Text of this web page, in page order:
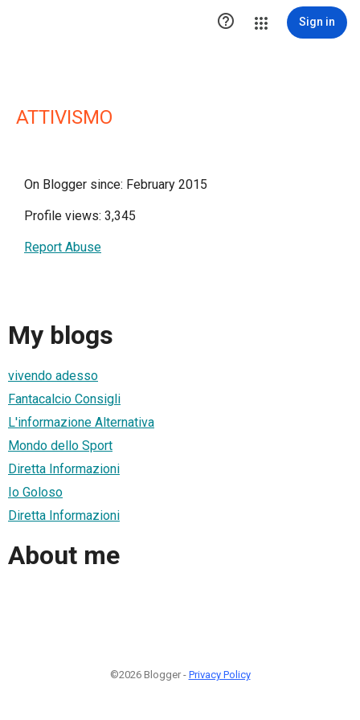
 Sign in
ATTIVISMO
On Blogger since: February 2015
Profile views: 3,345
Report Abuse
My blogs
vivendo adesso
Fantacalcio Consigli
L'informazione Alternativa
Mondo dello Sport
Diretta Informazioni
Io Goloso
Diretta Informazioni
About me
©2026 Blogger - Privacy Policy